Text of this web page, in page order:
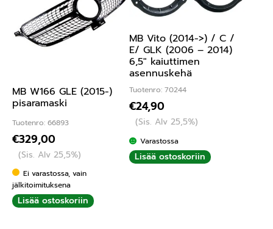
MB W166 GLE (2015-)
pisaramaski
Tuotenro: 66893
€329,00
(Sis. Alv 25,5%)
Ei varastossa, vain
jälkitoimituksena
Lisää ostoskoriin
MB Vito (2014->) / C /
E/ GLK (2006 – 2014)
6,5″ kaiuttimen
asennuskehä
Tuotenro: 70244
€24,90
(Sis. Alv 25,5%)
Varastossa
Lisää ostoskoriin